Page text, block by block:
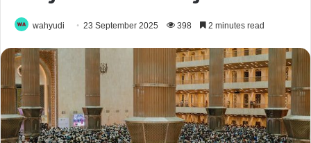
wahyudi 23 September 2025 398 2 minutes read